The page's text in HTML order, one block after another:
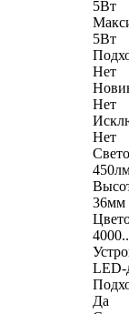
5Вт
5Вт
Нет
Нет
Нет
36мм
LED-
Да